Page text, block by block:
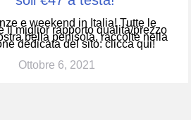
e weekend in Italia! Tutte le
il miglior rapporto qualità/prezzo
bella penisola, raccolte nella
dedicata del sito: clicca qui!
Ottobre 6, 2021